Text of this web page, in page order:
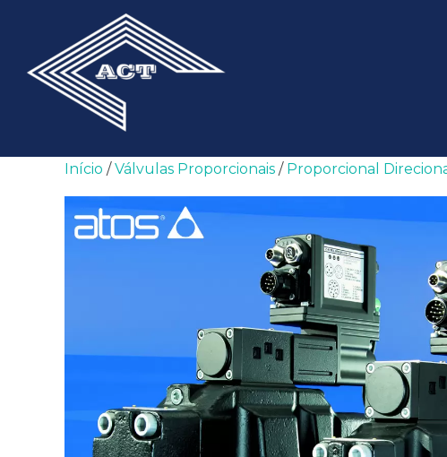
conteúdo
Início /Válvulas Proporcionais / Proporcional